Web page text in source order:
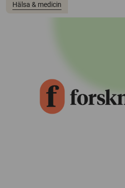
Hälsa & medicin